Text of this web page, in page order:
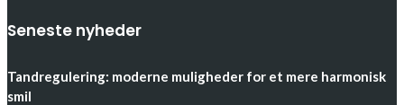
Seneste nyheder
Tandregulering: moderne muligheder for et mere harmonisk
smil